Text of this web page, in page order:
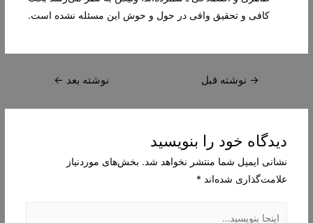
کافی و تحقیق وافی در حول و حوش این مسئله نشده است.
راهبری
→ نوشته قبل نوشته بعد ←
دیدگاه‌ خود را بنویسید
نشانی ایمیل شما منتشر نخواهد شد. بخش‌های موردنیاز
علامت‌گذاری شده‌اند *